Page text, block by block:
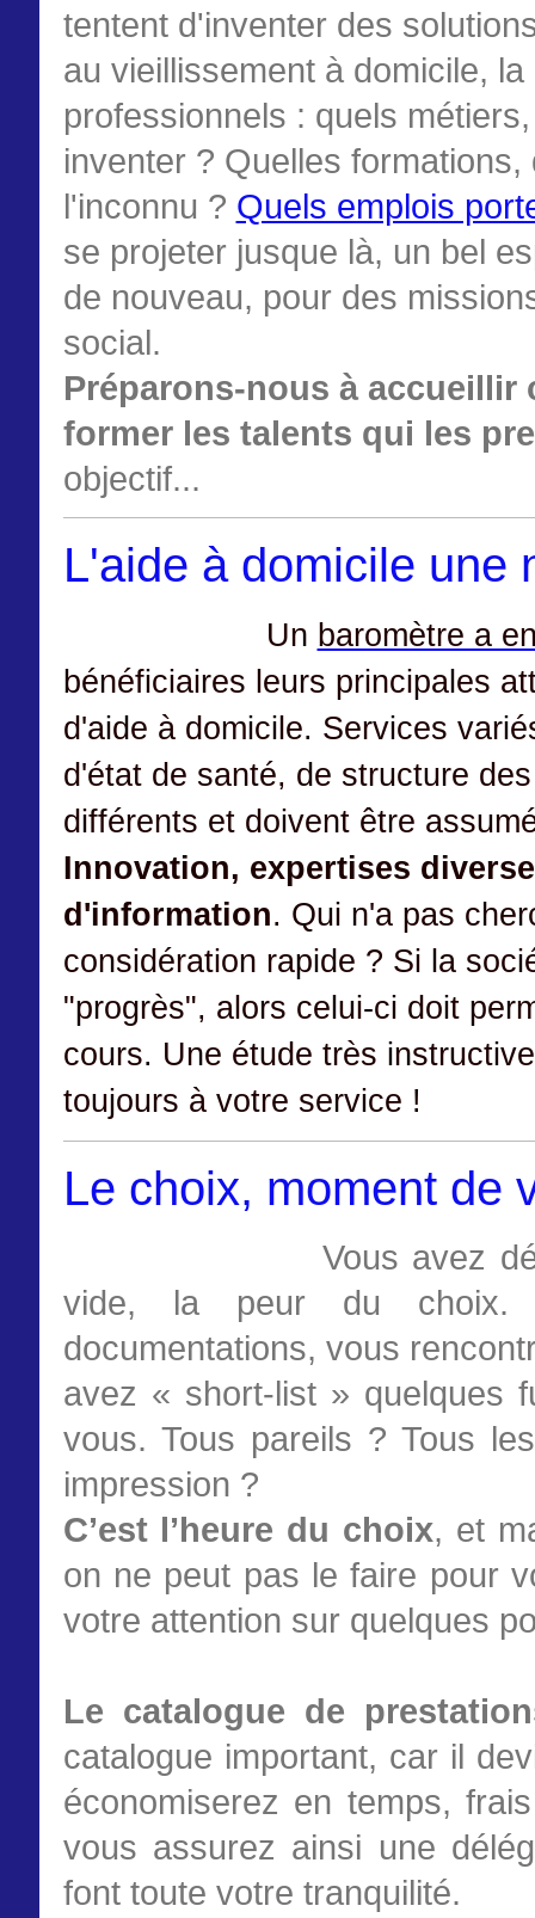
tentent d'inventer des
au vieillissement à domicile,
professionnels : quels
inventer ? Quelles
l'inconnu ? Quels emplois
se projeter jusque là, un bel
de nouveau, pour des
social.
Préparons-nous à accueillir
former les talents qui les
objectif...
L'aide à domicile une
Un baromètre a
bénéficiaires leurs principales
d'aide à domicile. Services
d'état de santé, de structure
différents et doivent être
Innovation, expertises
d'information. Qui n'a pas
considération rapide ? Si la
"progrès", alors celui-ci doit
cours. Une étude très
toujours à votre service !
Le choix, moment de
Vous avez
vide, la peur du choix.
documentations, vous
avez « short-list » quelques
vous. Tous pareils ? Tous
impression ?
C’est l’heure du choix, et
on ne peut pas le faire pour
votre attention sur quelques
Le catalogue de
catalogue important, car il
économiserez en temps,
vous assurez ainsi une
font toute votre tranquilité.